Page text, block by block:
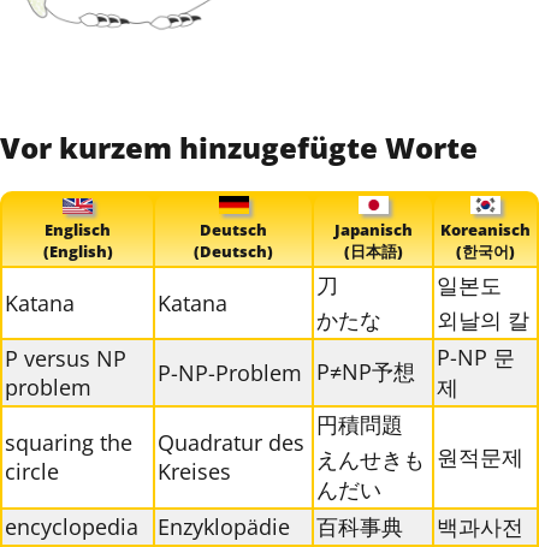
Vor kurzem hinzugefügte Worte
Englisch
(English)
Deutsch
(Deutsch)
Japanisch
(日本語)
Koreanisch
(한국어)
Katana Katana
刀
かたな
일본도
외날의 칼
P versus NP
problem
P-NP-Problem P≠NP予想
P-NP 문
제
squaring the
circle
Quadratur des
Kreises
円積問題
えんせきも
んだい
원적문제
encyclopedia Enzyklopädie 百科事典
백과사전